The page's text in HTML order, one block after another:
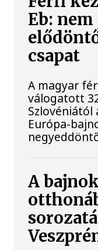
Eb:
csapat
A magyar
válogatott
Szlovéniától
Európa-
A